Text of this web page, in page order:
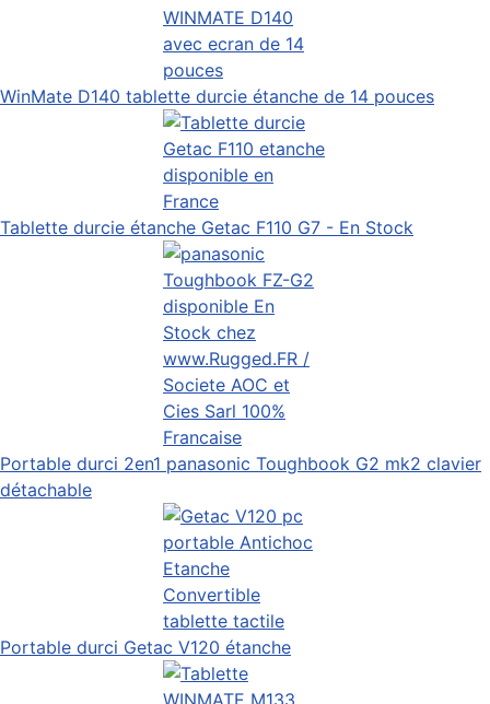
WinMate D140 tablette durcie étanche de 14 pouces
Tablette durcie étanche Getac F110 G7 - En Stock
Portable durci 2en1 panasonic Toughbook G2 mk2 clavier
détachable
Portable durci Getac V120 étanche